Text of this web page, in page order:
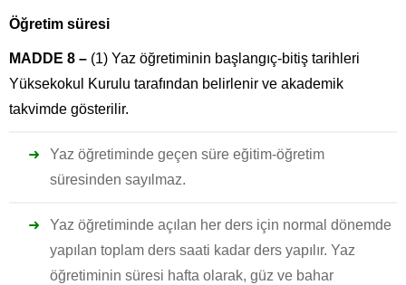
Öğretim süresi
MADDE 8 – (1) Yaz öğretiminin başlangıç-bitiş tarihleri
Yüksekokul Kurulu tarafından belirlenir ve akademik
takvimde gösterilir.
Yaz öğretiminde geçen süre eğitim-öğretim
süresinden sayılmaz.
Yaz öğretiminde açılan her ders için normal dönemde
yapılan toplam ders saati kadar ders yapılır. Yaz
öğretiminin süresi hafta olarak, güz ve bahar